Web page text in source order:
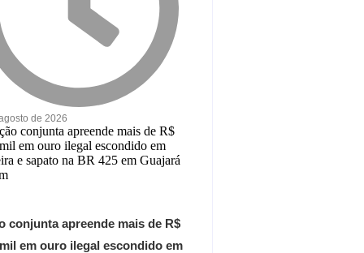
de 2026
conjunta apreende mais de R$
em ouro ilegal escondido em